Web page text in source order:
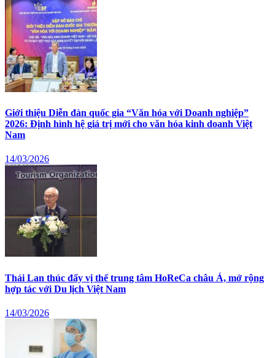
Giới thiệu Diễn đàn quốc gia “Văn hóa với Doanh nghiệp”
2026: Định hình hệ giá trị mới cho văn hóa kinh doanh Việt
Nam
14/03/2026
Thái Lan thúc đẩy vị thế trung tâm HoReCa châu Á, mở rộng
hợp tác với Du lịch Việt Nam
14/03/2026